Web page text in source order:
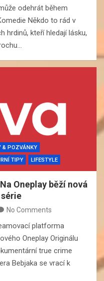
odehrát během
Někdo to rád v
hrdinů, kteří hledají lásku,
& POZVÁNKY
TIPY LIFESTYLE
Oneplay běží nová
No Comments
platforma
Oneplay Originálu
true crime
Bebjaka se vrací k